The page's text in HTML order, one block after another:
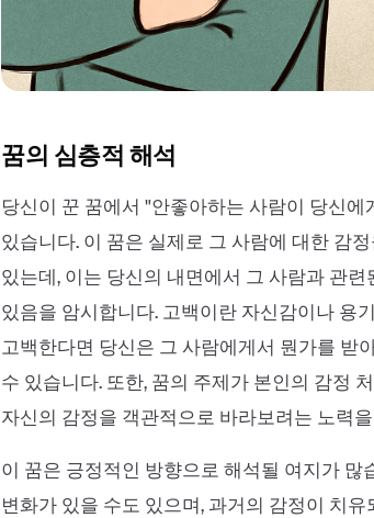
꿈의 심층적 해석
당신이 꾼 꿈에서 "안좋아하는 사람이 당신
있습니다. 이 꿈은 실제로 그 사람에 대한 감
있는데, 이는 당신의 내면에서 그 사람과 관
있음을 암시합니다. 고백이란 자신감이나 용
고백한다면 당신은 그 사람에게서 뭔가를 받
수 있습니다. 또한, 꿈의 주제가 본인의 감정
자신의 감정을 객관적으로 바라보려는 노력
이 꿈은 긍정적인 방향으로 해석될 여지가 많
변화가 있을 수도 있으며, 과거의 감정이 치